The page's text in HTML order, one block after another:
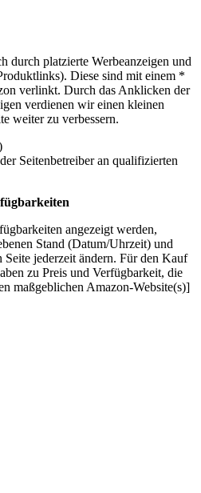
durch platzierte Werbeanzeigen und
Diese sind mit einem *
verlinkt. Durch das Anklicken der
verdienen wir einen kleinen
weiter zu verbessern.
Seitenbetreiber an qualifizierten
angezeigt werden,
Stand (Datum/Uhrzeit) und
jederzeit ändern. Für den Kauf
zu Preis und Verfügbarkeit, die
maßgeblichen Amazon-Website(s)]